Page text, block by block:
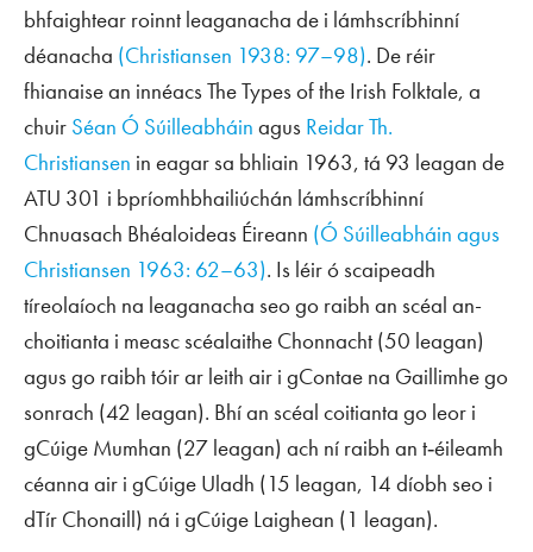
bhfaightear roinnt leaganacha de i lámhscríbhinní
déanacha (Christiansen 1938: 97–98). De réir
fhianaise an innéacsThe Types of the Irish Folktale, a
chuir Séan Ó Súilleabháin agus Reidar Th.
Christiansen in eagar sa bhliain 1963, tá 93 leagan de
ATU 301 i bpríomhbhailiúchán lámhscríbhinní
Chnuasach Bhéaloideas Éireann (Ó Súilleabháin agus
Christiansen 1963: 62–63). Is léir ó scaipeadh
tíreolaíoch na leaganacha seo go raibh an scéal an-
choitianta i measc scéalaithe Chonnacht (50 leagan)
agus go raibh tóir ar leith air i gContae na Gaillimhe go
sonrach (42 leagan). Bhí an scéal coitianta go leor i
gCúige Mumhan (27 leagan) ach ní raibh an t‑éileamh
céanna air i gCúige Uladh (15 leagan, 14 díobh seo i
dTír Chonaill) ná i gCúige Laighean (1 leagan).